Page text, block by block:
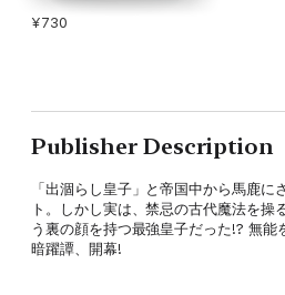
¥730
Publisher Description
「出涸らし皇子」と帝国中から馬鹿
ト。しかし実は、禁忌の古代魔法を操
う裏の顔を持つ最強皇子だった!? 無能
暗躍譚、開幕!